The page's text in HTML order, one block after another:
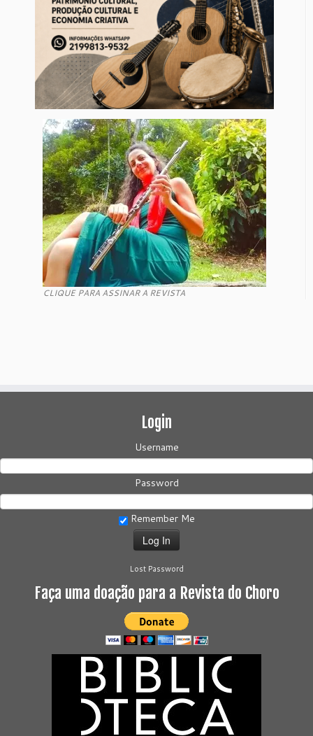
CLIQUE PARA ASSINAR A REVISTA
Login
Username
Password
Remember Me
Lost Password
Faça uma doação para a Revista do Choro